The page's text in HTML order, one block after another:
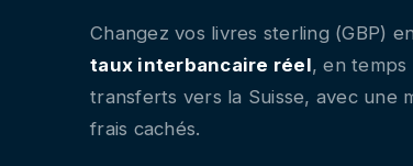
Changez vos livres sterling (GBP)
taux interbancaire réel, en
transferts vers la Suisse, avec une
frais cachés.